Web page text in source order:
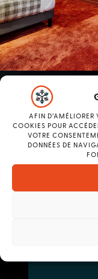
AFIN D’AMÉLIORER
COOKIES POUR
VOTRE
DONNÉES DE